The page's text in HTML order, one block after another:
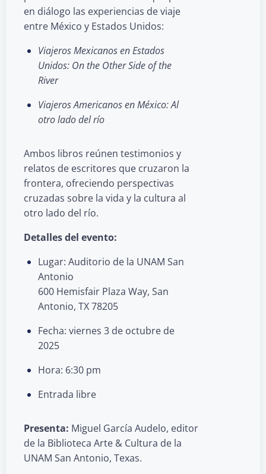
en diálogo las experiencias de viaje
entre México y Estados Unidos:
Viajeros Mexicanos en Estados
Unidos: On the Other Side of the
River
Viajeros Americanos en México: Al
otro lado del río
Ambos libros reúnen testimonios y
relatos de escritores que cruzaron la
frontera, ofreciendo perspectivas
cruzadas sobre la vida y la cultura al
otro lado del río.
Detalles del evento:
Lugar: Auditorio de la UNAM San
Antonio
600 Hemisfair Plaza Way, San
Antonio, TX 78205
Fecha: viernes 3 de octubre de
2025
Hora: 6:30 pm
Entrada libre
Presenta: Miguel García Audelo, editor
de la Biblioteca Arte & Cultura de la
UNAM San Antonio, Texas.